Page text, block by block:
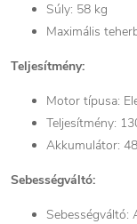
Súly: 58 kg
Maximális
Teljesítmény:
Motor típusa:
Teljesítmény:
Akkumulátor:
Sebességváltó:
Sebességváltó: